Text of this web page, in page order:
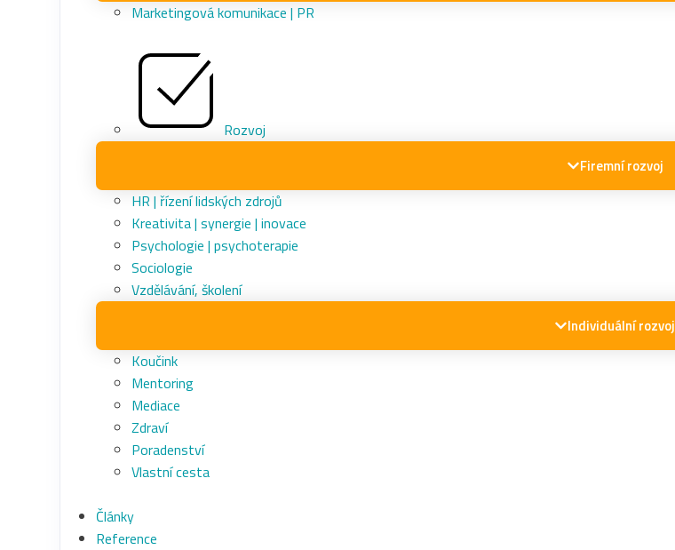
Marketingová komunikace | PR
Rozvoj
Firemní rozvoj
HR | řízení lidských zdrojů
Kreativita | synergie | inovace
Psychologie | psychoterapie
Sociologie
Vzdělávání, školení
Individuální rozvoj
Koučink
Mentoring
Mediace
Zdraví
Poradenství
Vlastní cesta
Články
Reference